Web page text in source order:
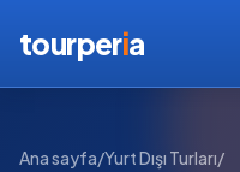
tourperia
Ana sayfa/Yurt Dışı Turları/